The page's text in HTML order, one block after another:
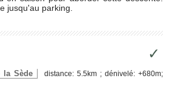
jusqu'au parking.
✓
la Sède
distance: 5.5km ; dénivelé: +680m;